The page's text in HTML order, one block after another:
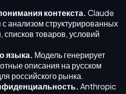
контекста.Claude
анализом структурированных
товаров, условий
языка. Модель генерирует
описания на русском
российского рынка.
Anthropic